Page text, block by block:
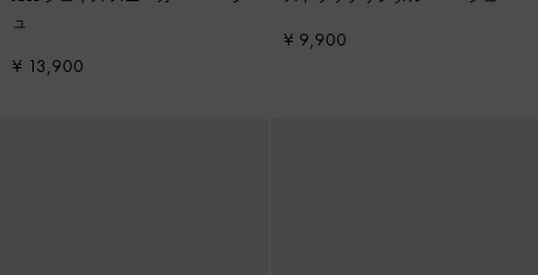
ュ
¥ 13,900
¥ 9,900